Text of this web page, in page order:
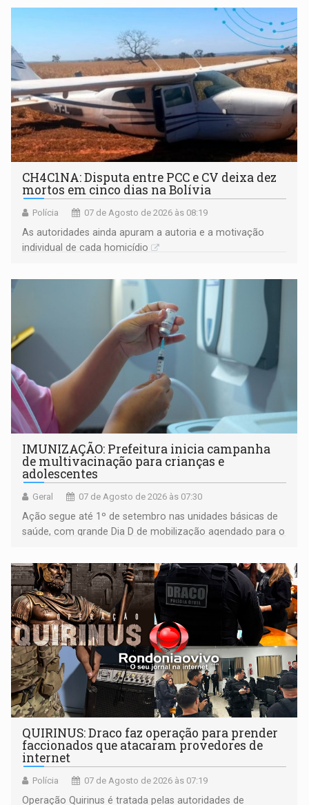
garantir
CH4C1NA: Disputa entre PCC e CV deixa dez
mortos em cinco dias na Bolívia
Polícia 07 de Agosto de 2026 às 08:19
As autoridades ainda apuram a autoria e a motivação
individual de cada homicídio
IMUNIZAÇÃO: Prefeitura inicia campanha
de multivacinação para crianças e
adolescentes
Geral 07 de Agosto de 2026 às 07:30
Ação segue até 1º de setembro nas unidades básicas de
saúde, com grande Dia D de mobilização agendado para o
QUIRINUS: Draco faz operação para prender
faccionados que atacaram provedores de
internet
Polícia 07 de Agosto de 2026 às 07:19
Operação Quirinus é tratada pelas autoridades de